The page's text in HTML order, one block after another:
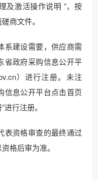
及激活操作说明 ”，按
商文件。
建设需要，供应商需
省政府采购信息公开平
）进行注册。未注
信息公开平台点击首页
行注册。
表资格审查的最终通过
格后审为准。